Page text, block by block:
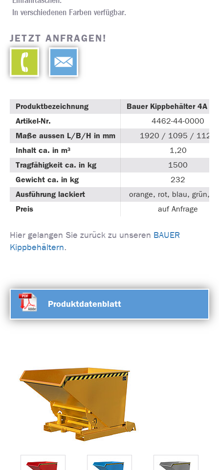
In verschiedenen Farben verfügbar.
JETZT ANFRAGEN!
Produktbezeichnung
Bauer Kippbehälter 4A
Artikel-Nr.
4462-44-0000
Maße aussen L/B/H in mm
1920 / 1095 / 1125
Inhalt ca. in m³
1,20
Tragfähigkeit ca. in kg
1500
Gewicht ca. in kg
232
Ausführung lackiert
orange, rot, blau, grün,
Preis
auf Anfrage
Hier gelangen Sie zurück zu unseren BAUER
Kippbehältern.
Produktdatenblatt